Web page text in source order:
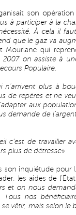
son opération
à participer à la
À cela il
que le gaz va
Mourlane qui
2007 on assiste à
Populaire.
n’arrivent plus à
de repères et ne
aux
demande de
c’est de travailler
plus de détresse»
son inquiétude pour
les aides de
et on nous
nos
vêtir, mais selon le